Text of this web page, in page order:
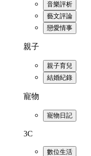
音樂評析
藝文評論
戀愛情事
親子
親子育兒
結婚紀錄
寵物
寵物日記
3C
數位生活